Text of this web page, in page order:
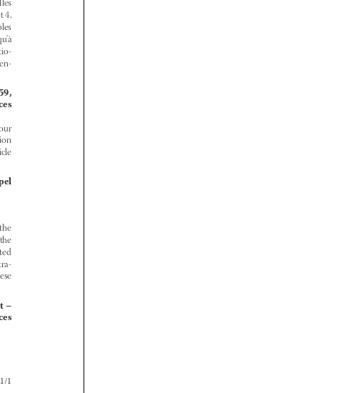



















